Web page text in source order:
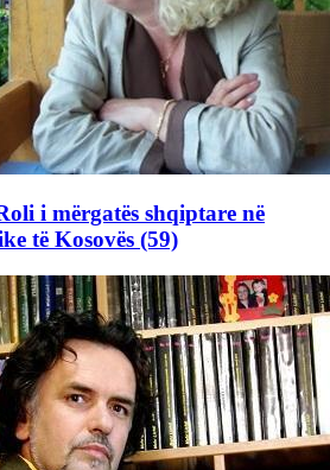
i mërgatës shqiptare në
të Kosovës (59)